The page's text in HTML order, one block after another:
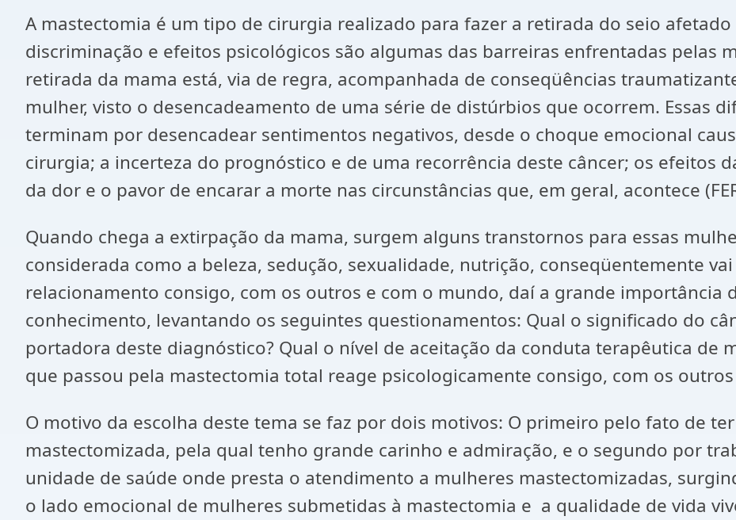
A mastectomia é um tipo de cirurgia realizado para fazer a retirada do seio afetado
discriminação e efeitos psicológicos são algumas das barreiras enfrentadas pelas
retirada da mama está, via de regra, acompanhada de conseqüências
mulher, visto o desencadeamento de uma série de distúrbios que ocorrem. Essas
terminam por desencadear sentimentos negativos, desde o choque emocional
cirurgia; a incerteza do prognóstico e de uma recorrência deste câncer; os efeitos
da dor e o pavor de encarar a morte nas circunstâncias que, em geral, acontece
Quando chega a extirpação da mama, surgem alguns transtornos para essas
considerada como a beleza, sedução, sexualidade, nutrição, conseqüentemente
relacionamento consigo, com os outros e com o mundo, daí a grande importância
conhecimento, levantando os seguintes questionamentos: Qual o significado do
portadora deste diagnóstico? Qual o nível de aceitação da conduta terapêutica de
que passou pela mastectomia total reage psicologicamente consigo, com os
O motivo da escolha deste tema se faz por dois motivos: O primeiro pelo fato de
mastectomizada, pela qual tenho grande carinho e admiração, e o segundo por
unidade de saúde onde presta o atendimento a mulheres mastectomizadas,
o lado emocional de mulheres submetidas à mastectomia e a qualidade de vida